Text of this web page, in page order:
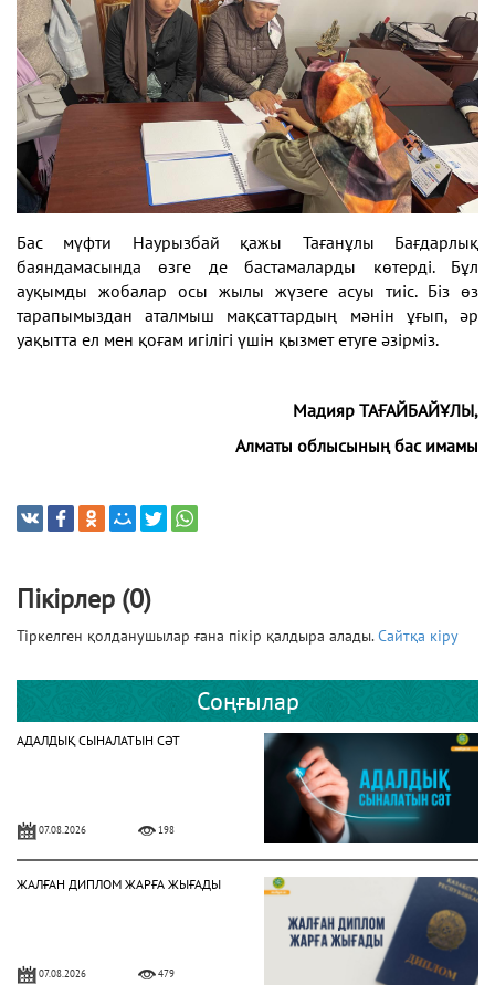
Бас мүфти Наурызбай қажы Тағанұлы Бағдарлық
баяндамасында өзге де бастамаларды көтерді. Бұл
ауқымды жобалар осы жылы жүзеге асуы тиіс. Біз өз
тарапымыздан аталмыш мақсаттардың мәнін ұғып, әр
уақытта ел мен қоғам игілігі үшін қызмет етуге әзірміз.
Мадияр ТАҒАЙБАЙҰЛЫ,
Алматы облысының бас имамы
Пікірлер (0)
Тіркелген қолданушылар ғана пікір қалдыра алады.Сайтқа кіру
Соңғылар
АДАЛДЫҚ СЫНАЛАТЫН СӘТ
07.08.2026 198
ЖАЛҒАН ДИПЛОМ ЖАРҒА ЖЫҒАДЫ
07.08.2026 479